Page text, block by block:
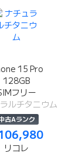
15 Pro
128GB
フリー
ルチタニウム
古Aランク
リコレ